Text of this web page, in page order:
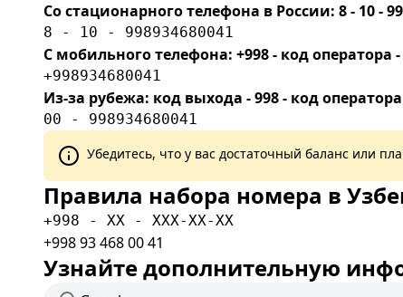
Со стационарного телефона в России: 8 - 10 -
8 - 10 - 998934680041
С мобильного телефона: +998 - код
+998934680041
Из-за рубежа: код выхода - 998 - код
00 - 998934680041
Убедитесь, что у вас достаточный баланс или
Правила набора номера в
+998 - XX - XXX-XX-XX
+998 93 468 00 41
Узнайте дополнительную